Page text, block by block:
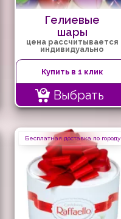
Гелиевые
шары
"Стандарт"
цена рассчитывается
индивидуально
Купить в 1 клик
Выбрать
Бесплатная доставка по городу